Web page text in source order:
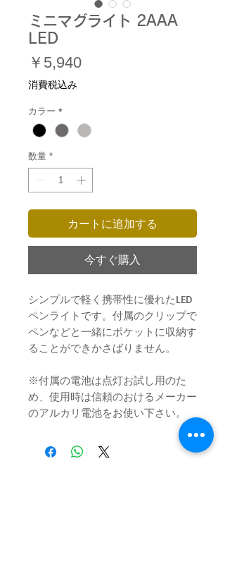
ミニマグライト 2AAA
LED
￥5,940価
消費税込み
カラー *
数量 *
カートに追加する
今すぐ購入
シンプルで軽く携帯性に優れたLED
ペンライトです。付属のクリップで
ペンなどと一緒にポケットに収納す
ることができかさばりません。
※付属の電池は点灯お試し用のた
め、使用時は信頼のおけるメーカー
のアルカリ電池をお使い下さい。